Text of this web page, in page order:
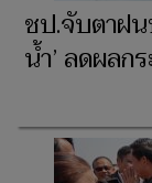
ชป.จับตาฝน
น้ำ’ ลดผลก